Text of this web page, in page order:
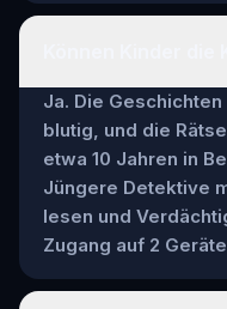
Ja. Die
blutig, und die
etwa 10 Jahren in
Jüngere Detektive
lesen und
Zugang auf 2